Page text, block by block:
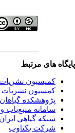
های مرتبط
کمیسیون نشریات
کمسیون نشریات
پژوهشكده گياهان
سامانه منبع‌ياب
شبكه گياهي ايران
شرکت یکتاوب